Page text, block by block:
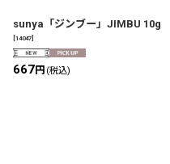
sunya「ジンブー」JIMBU 10g
14047
667円 (税込)